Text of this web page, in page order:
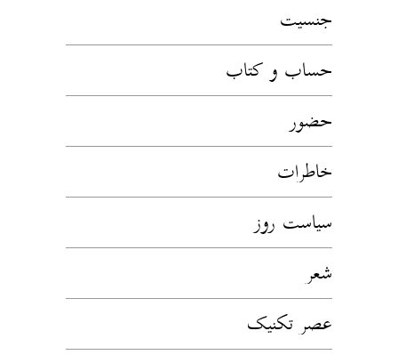
جنسیت
حساب و کتاب
حضور
خاطرات
سیاست روز
شعر
عصر تکنیک